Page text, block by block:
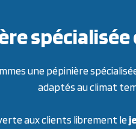
une pépinière
adaptés au climat
aux clients librement le